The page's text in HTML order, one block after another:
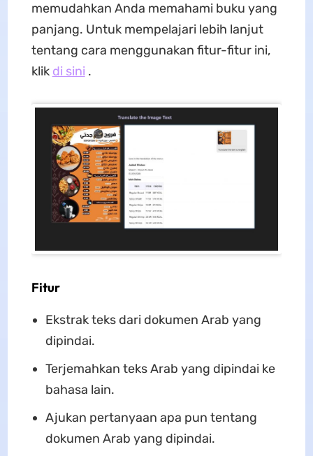
memudahkan Anda memahami buku yang
panjang. Untuk mempelajari lebih lanjut
tentang cara menggunakan fitur-fitur ini,
klik di sini .
Fitur
Ekstrak teks dari dokumen Arab yang
dipindai.
Terjemahkan teks Arab yang dipindai ke
bahasa lain.
Ajukan pertanyaan apa pun tentang
dokumen Arab yang dipindai.